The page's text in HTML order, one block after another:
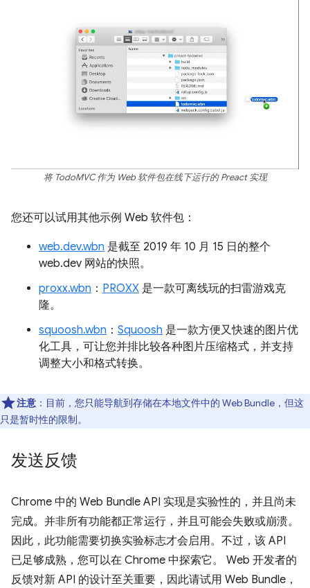
将 TodoMVC 作为 Web 软件包在线下运行的 Preact 实现
您还可以试用其他示例 Web 软件包：
web.dev.wbn 是截至 2019 年 10 月 15 日的整个
web.dev 网站的快照。
proxx.wbn ： PROXX 是一款可离线玩的扫雷游戏克
隆。
squoosh.wbn ： Squoosh 是一款方便又快速的图片优
化工具，可让您并排比较各种图片压缩格式，并支持
调整大小和格式转换。
注意 ：目前，您只能导航到存储在本地文件中的 Web Bundle，但这
只是暂时性的限制。
发送反馈
Chrome 中的 Web Bundle API 实现是实验性的，并且尚未
完成。并非所有功能都正常运行，并且可能会失败或崩溃。
因此，此功能需要切换实验标志才会启用。不过，该 API
已足够成熟，您可以在 Chrome 中探索它。 Web 开发者的
反馈对新 API 的设计至关重要，因此请试用 Web Bundle，